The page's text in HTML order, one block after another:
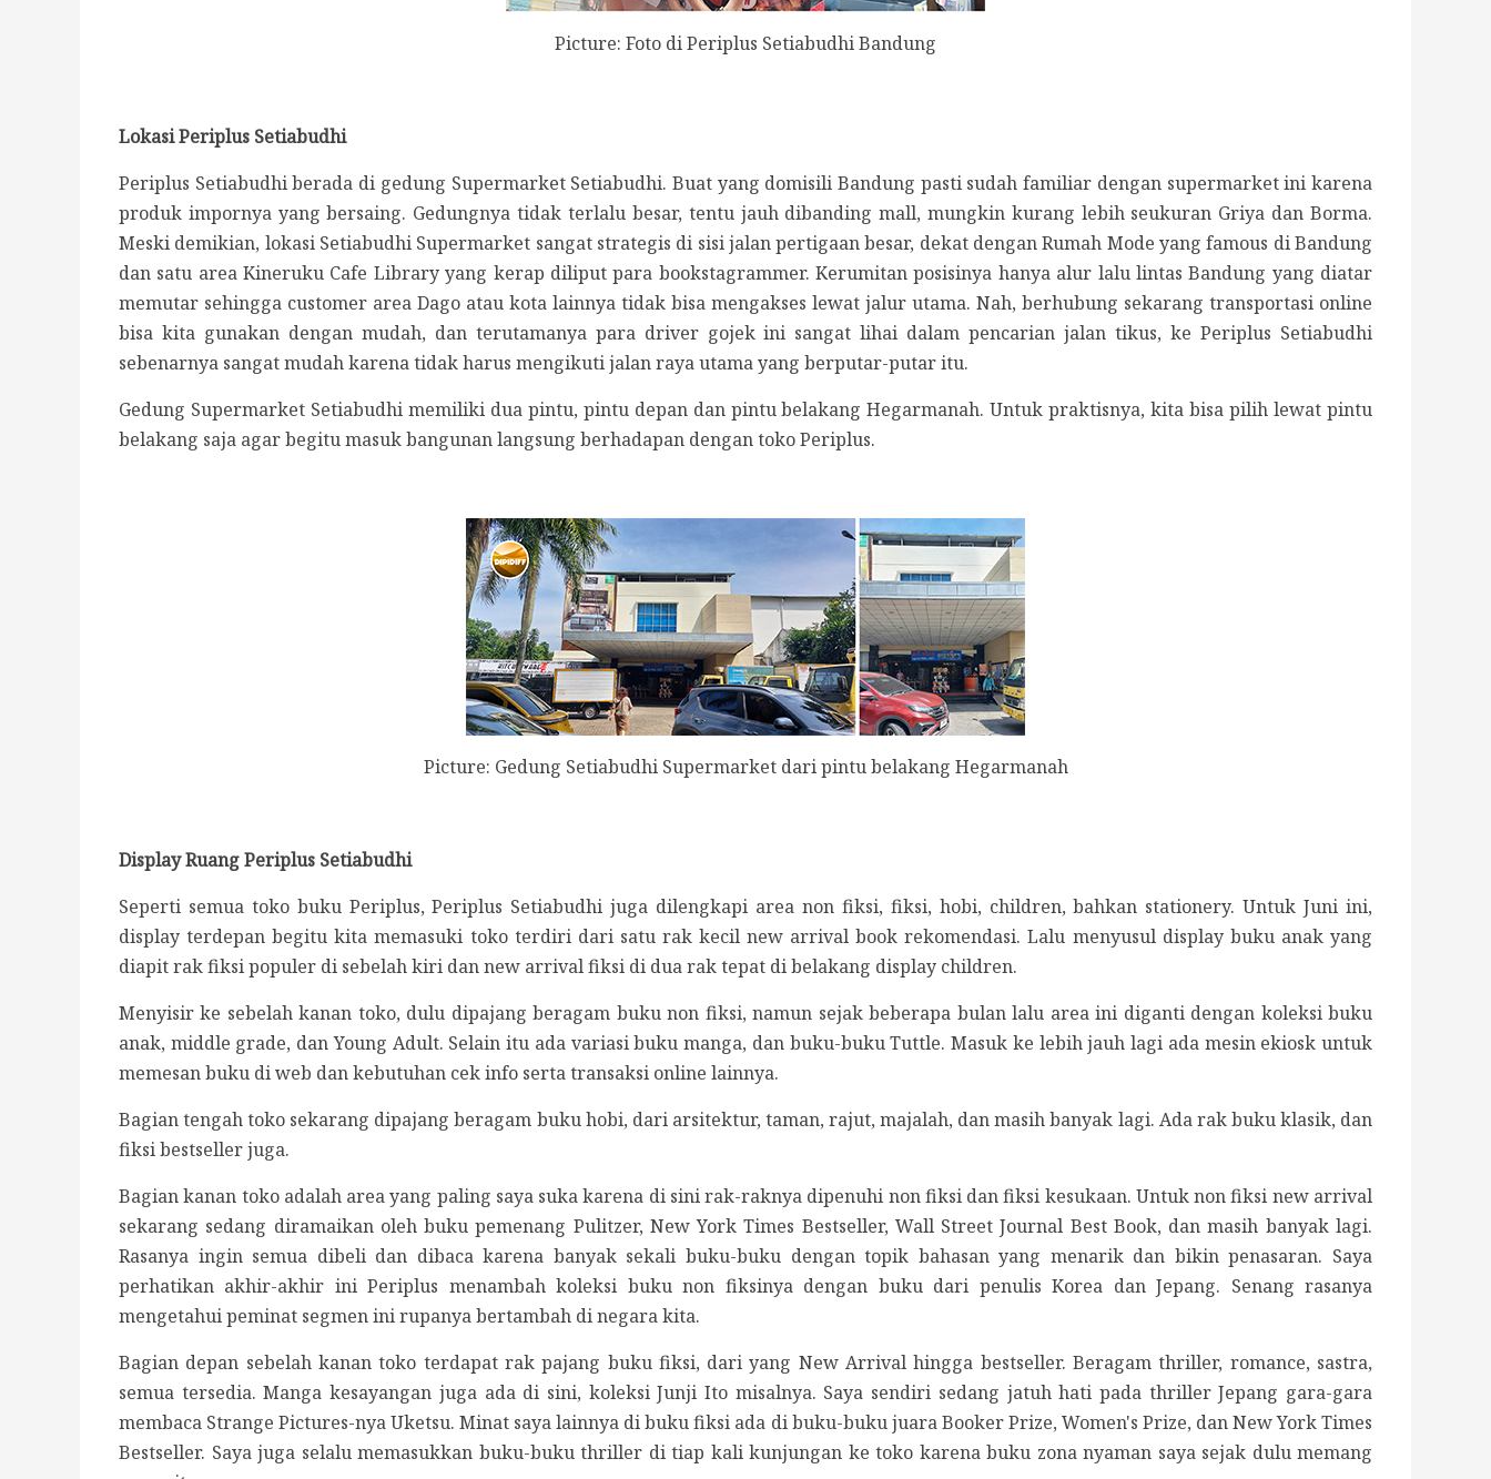
Picture: Foto di Periplus Setiabudhi Bandung
Lokasi Periplus Setiabudhi
Periplus Setiabudhi berada di gedung Supermarket Setiabudhi. Buat yang domisili Bandung pasti sudah familiar dengan supermarket ini karena
produk impornya yang bersaing. Gedungnya tidak terlalu besar, tentu jauh dibanding mall, mungkin kurang lebih seukuran Griya dan Borma.
Meski demikian, lokasi Setiabudhi Supermarket sangat strategis di sisi jalan pertigaan besar, dekat dengan Rumah Mode yang famous di Bandung
dan satu area Kineruku Cafe Library yang kerap diliput para bookstagrammer. Kerumitan posisinya hanya alur lalu lintas Bandung yang diatar
memutar sehingga customer area Dago atau kota lainnya tidak bisa mengakses lewat jalur utama. Nah, berhubung sekarang transportasi online
bisa kita gunakan dengan mudah, dan terutamanya para driver gojek ini sangat lihai dalam pencarian jalan tikus, ke Periplus Setiabudhi
sebenarnya sangat mudah karena tidak harus mengikuti jalan raya utama yang berputar-putar itu.
Gedung Supermarket Setiabudhi memiliki dua pintu, pintu depan dan pintu belakang Hegarmanah. Untuk praktisnya, kita bisa pilih lewat pintu
belakang saja agar begitu masuk bangunan langsung berhadapan dengan toko Periplus.
Picture: Gedung Setiabudhi Supermarket dari pintu belakang Hegarmanah
Display Ruang Periplus Setiabudhi
Seperti semua toko buku Periplus, Periplus Setiabudhi juga dilengkapi area non fiksi, fiksi, hobi, children, bahkan stationery. Untuk Juni ini,
display terdepan begitu kita memasuki toko terdiri dari satu rak kecil new arrival book rekomendasi. Lalu menyusul display buku anak yang
diapit rak fiksi populer di sebelah kiri dan new arrival fiksi di dua rak tepat di belakang display children.
Menyisir ke sebelah kanan toko, dulu dipajang beragam buku non fiksi, namun sejak beberapa bulan lalu area ini diganti dengan koleksi buku
anak, middle grade, dan Young Adult. Selain itu ada variasi buku manga, dan buku-buku Tuttle. Masuk ke lebih jauh lagi ada mesin ekiosk untuk
memesan buku di web dan kebutuhan cek info serta transaksi online lainnya.
Bagian tengah toko sekarang dipajang beragam buku hobi, dari arsitektur, taman, rajut, majalah, dan masih banyak lagi. Ada rak buku klasik, dan
fiksi bestseller juga.
Bagian kanan toko adalah area yang paling saya suka karena di sini rak-raknya dipenuhi non fiksi dan fiksi kesukaan. Untuk non fiksi new arrival
sekarang sedang diramaikan oleh buku pemenang Pulitzer, New York Times Bestseller, Wall Street Journal Best Book, dan masih banyak lagi.
Rasanya ingin semua dibeli dan dibaca karena banyak sekali buku-buku dengan topik bahasan yang menarik dan bikin penasaran. Saya
perhatikan akhir-akhir ini Periplus menambah koleksi buku non fiksinya dengan buku dari penulis Korea dan Jepang. Senang rasanya
mengetahui peminat segmen ini rupanya bertambah di negara kita.
Bagian depan sebelah kanan toko terdapat rak pajang buku fiksi, dari yang New Arrival hingga bestseller. Beragam thriller, romance, sastra,
semua tersedia. Manga kesayangan juga ada di sini, koleksi Junji Ito misalnya. Saya sendiri sedang jatuh hati pada thriller Jepang gara-gara
membaca Strange Pictures-nya Uketsu. Minat saya lainnya di buku fiksi ada di buku-buku juara Booker Prize, Women's Prize, dan New York Times
Bestseller. Saya juga selalu memasukkan buku-buku thriller di tiap kali kunjungan ke toko karena buku zona nyaman saya sejak dulu memang